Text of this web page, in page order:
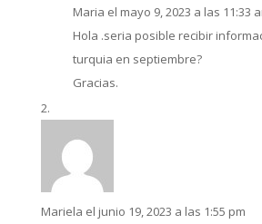
Maria el mayo 9, 2023 a las 11:33
Hola .seria posible recibir
turquia en septiembre?
Gracias.
Mariela el junio 19, 2023 a las 1:55 pm